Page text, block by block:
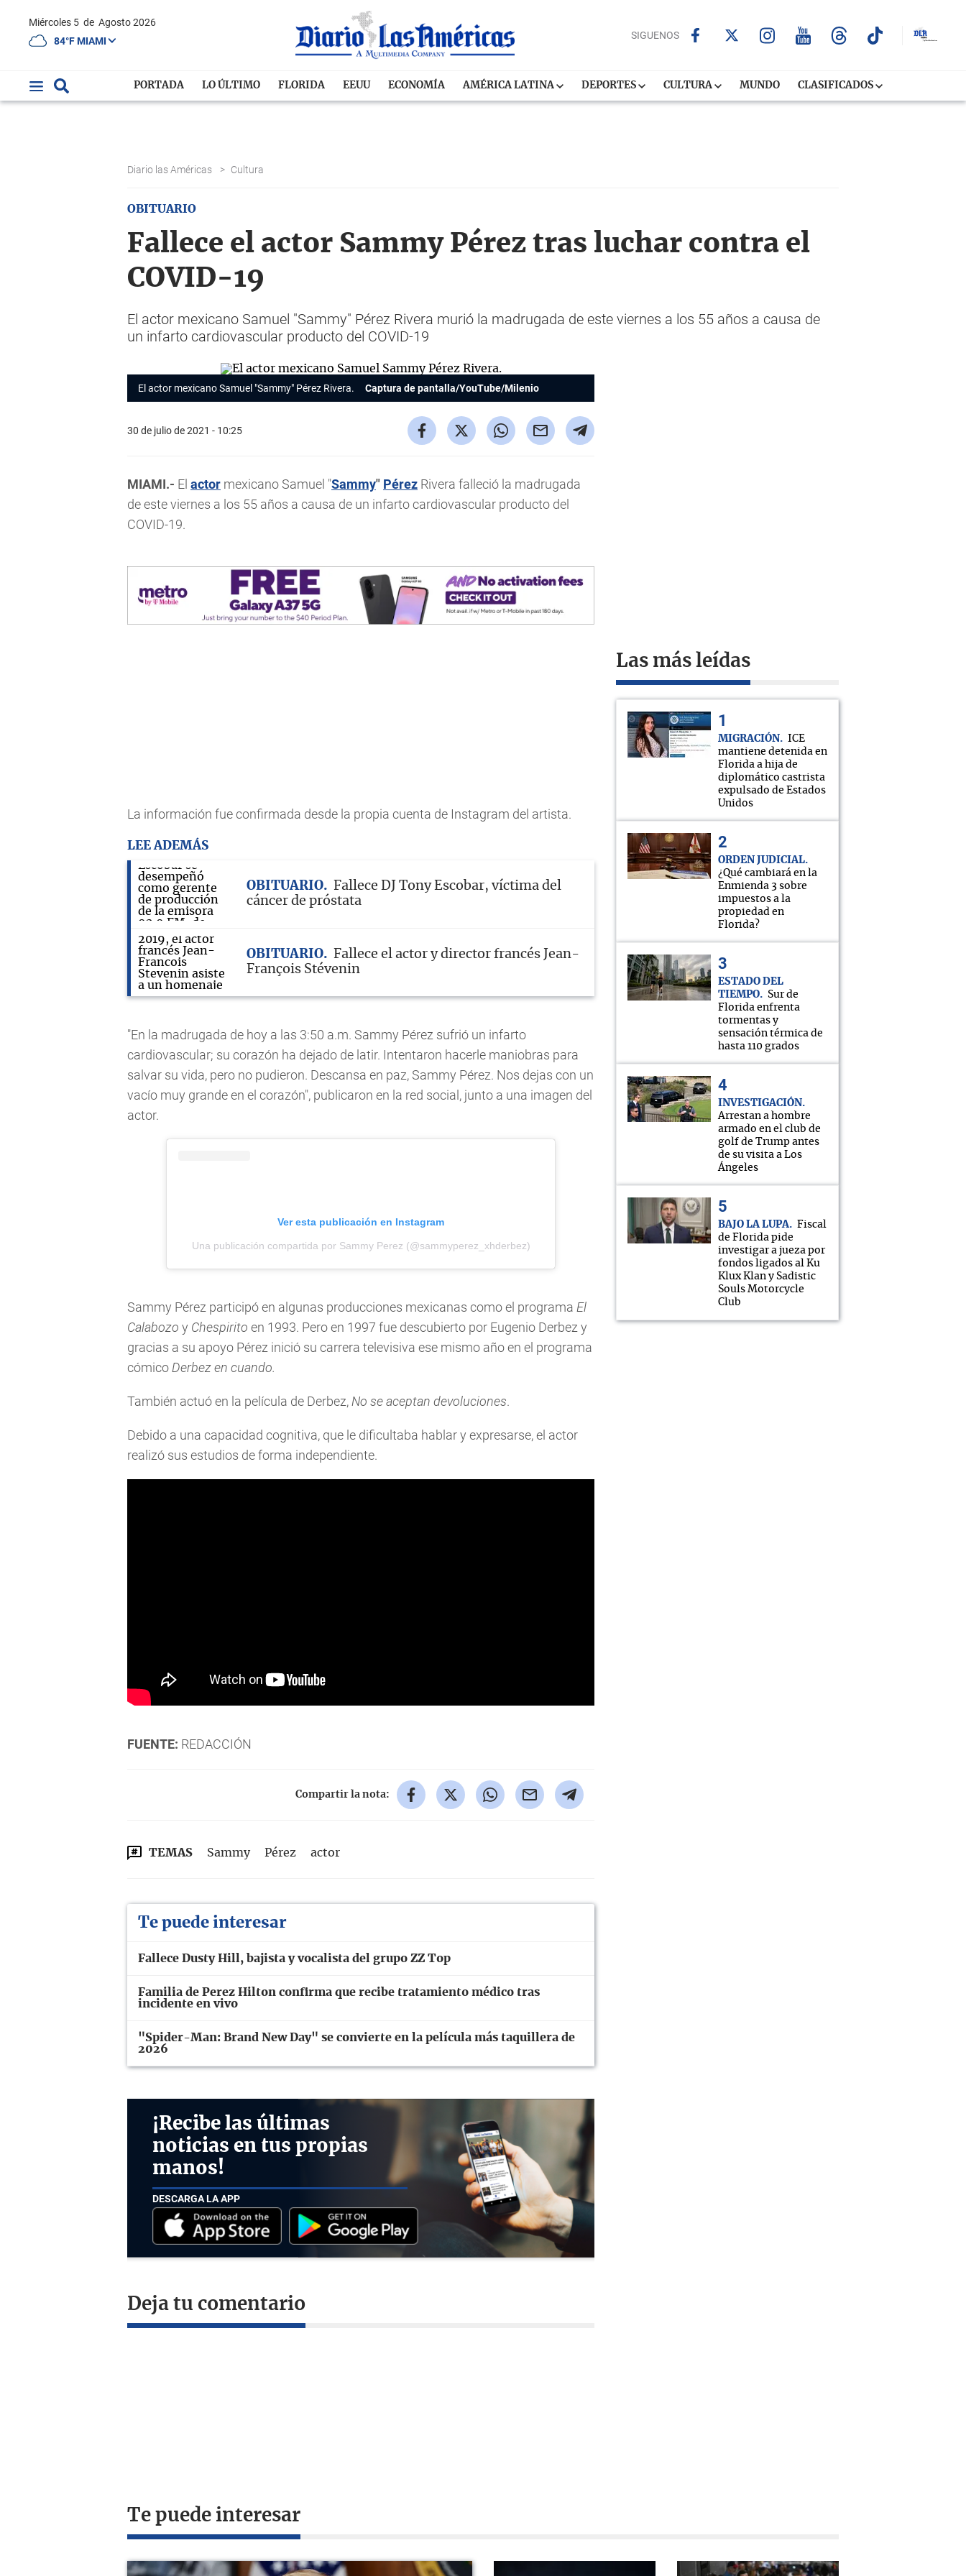
Miércoles 5 de Agosto 2026
84°F MIAMI
SIGUENOS
PORTADA LO ÚLTIMO FLORIDA EEUU ECONOMÍA AMÉRICA LATINA DEPORTES CULTURA MUNDO CLASIFICADOS
Diario las Américas > Cultura
OBITUARIO
Fallece el actor Sammy Pérez tras luchar contra el
COVID-19
El actor mexicano Samuel "Sammy" Pérez Rivera murió la madrugada de este viernes a los 55 años a causa de
un infarto cardiovascular producto del COVID-19
El actor mexicano Samuel "Sammy" Pérez Rivera. Captura de pantalla/YouTube/Milenio
30 de julio de 2021 - 10:25
MIAMI.- El actor mexicano Samuel "Sammy" Pérez Rivera falleció la madrugada
de este viernes a los 55 años a causa de un infarto cardiovascular producto del
COVID-19.
La información fue confirmada desde la propia cuenta de Instagram del artista.
LEE ADEMÁS
OBITUARIO
Fallece DJ Tony Escobar, víctima del
cáncer de próstata
OBITUARIO
Fallece el actor y director francés Jean-
François Stévenin
"En la madrugada de hoy a las 3:50 a.m. Sammy Pérez sufrió un infarto
cardiovascular; su corazón ha dejado de latir. Intentaron hacerle maniobras para
salvar su vida, pero no pudieron. Descansa en paz, Sammy Pérez. Nos dejas con un
vacío muy grande en el corazón", publicaron en la red social, junto a una imagen del
actor.
Ver esta publicación en Instagram
Una publicación compartida por Sammy Perez (@sammyperez_xhderbez)
Sammy Pérez participó en algunas producciones mexicanas como el programa El
Calabozo y Chespirito en 1993. Pero en 1997 fue descubierto por Eugenio Derbez y
gracias a su apoyo Pérez inició su carrera televisiva ese mismo año en el programa
cómico Derbez en cuando.
También actuó en la película de Derbez, No se aceptan devoluciones.
Debido a una capacidad cognitiva, que le dificultaba hablar y expresarse, el actor
realizó sus estudios de forma independiente.
FUENTE: REDACCIÓN
Compartir la nota:
TEMAS Sammy Pérez actor
Te puede interesar
Fallece Dusty Hill, bajista y vocalista del grupo ZZ Top
Familia de Perez Hilton confirma que recibe tratamiento médico tras
incidente en vivo
"Spider-Man: Brand New Day" se convierte en la película más taquillera de
2026
¡Recibe las últimas
noticias en tus propias
manos!
DESCARGA LA APP
Deja tu comentario
Las más leídas
MIGRACIÓN
ICE
mantiene detenida en
Florida a hija de
diplomático castrista
expulsado de Estados
Unidos
ORDEN JUDICIAL
¿Qué cambiará en la
Enmienda 3 sobre
impuestos a la
propiedad en
Florida?
ESTADO DEL
TIEMPO
Sur de
Florida enfrenta
tormentas y
sensación térmica de
hasta 110 grados
INVESTIGACIÓN
Arrestan a hombre
armado en el club de
golf de Trump antes
de su visita a Los
Ángeles
BAJO LA LUPA
Fiscal
de Florida pide
investigar a jueza por
fondos ligados al Ku
Klux Klan y Sadistic
Souls Motorcycle
Club
Te puede interesar